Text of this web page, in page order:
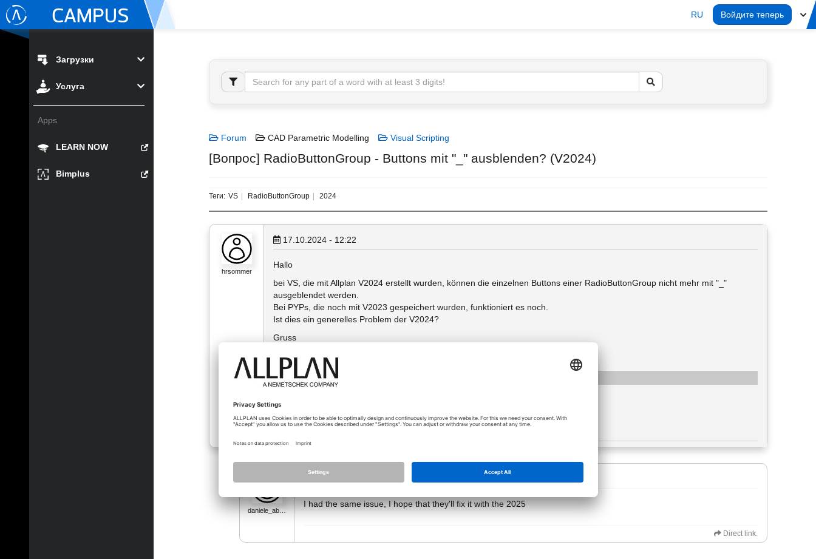
RU Войдите теперь
Загрузки
Услуга
Apps
LEARN NOW
Bimplus
Forum CAD Parametric Modelling Visual Scripting
[Вопрос] RadioButtonGroup - Buttons mit "_" ausblenden? (V2024)
Теги: VS RadioButtonGroup 2024
hrsommer
17.10.2024 - 12:22
Hallo
bei VS, die mit Allplan V2024 erstellt wurden, können die einzelnen Buttons einer RadioButtonGroup nicht mehr mit "_"
ausgeblendet werden.
Bei PYPs, die noch mit V2023 gespeichert wurden, funktioniert es noch.
Ist dies ein generelles Problem der V2024?
Gruss
Вложения (1)
RadioButtonGroup.png
Size: 39,84 KiB
daniele_ab…
I had the same issue, I hope that they'll fix it with the 2025
Direct link.